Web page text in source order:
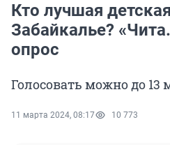
Кто лучшая
Забайкалье?
опрос
Голосовать можно до 13
11 марта 2024, 08:17 10 773